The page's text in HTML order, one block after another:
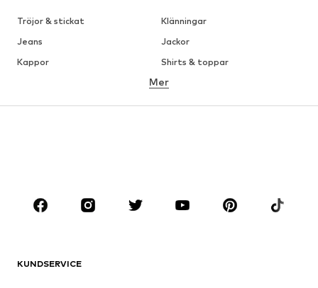
Tröjor & stickat
Klänningar
Jeans
Jackor
Kappor
Shirts & toppar
Underkläder
Kjolar
Blusar & tunikor
Premium
Nytt
Mer
KUNDSERVICE